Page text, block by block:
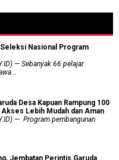
Nasional Program
— Sebanyak 66 pelajar
Desa Kapuan Rampung 100
Lebih Mudah dan Aman
— Program pembangunan
Jembatan Perintis Garuda